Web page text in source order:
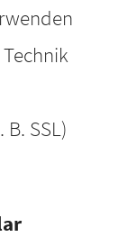
SSL)